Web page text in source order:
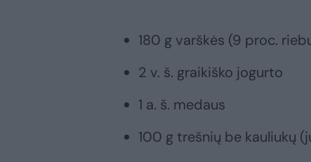
180 g varškės (9 proc.
2 v. š. graikiško jogurto
1 a. š. medaus
100 g trešnių be kauliukų